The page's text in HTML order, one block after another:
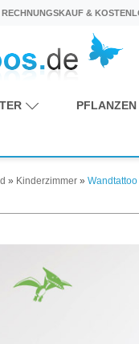
RECHNUNGSKAUF &
PFLANZEN
» Kinderzimmer »